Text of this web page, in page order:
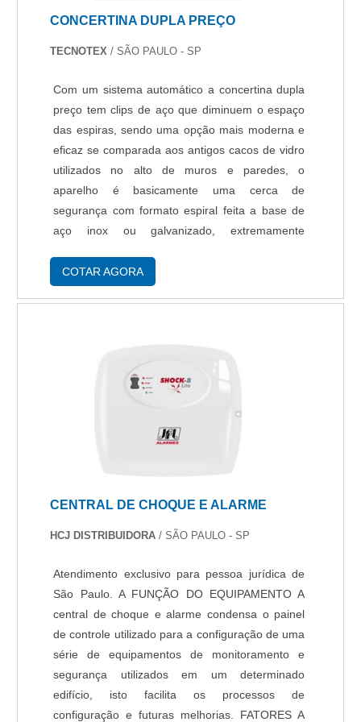
os produtos. .
CONCERTINA DUPLA PREÇO
TECNOTEX / SÃO PAULO - SP
Com um sistema automático a concertina dupla
preço tem clips de aço que diminuem o espaço
das espiras, sendo uma opção mais moderna e
eficaz se comparada aos antigos cacos de vidro
utilizados no alto de muros e paredes, o
aparelho é basicamente uma cerca de
segurança com formato espiral feita a base de
aço inox ou galvanizado, extremamente
apartamentos, empresas, residências e outros
COTAR AGORA
CENTRAL DE CHOQUE E ALARME
HCJ DISTRIBUIDORA / SÃO PAULO - SP
Atendimento exclusivo para pessoa jurídica de
São Paulo. A FUNÇÃO DO EQUIPAMENTO A
central de choque e alarme condensa o painel
de controle utilizado para a configuração de uma
série de equipamentos de monitoramento e
segurança utilizados em um determinado
edifício, isto facilita os processos de
configuração e futuras melhorias. FATORES A